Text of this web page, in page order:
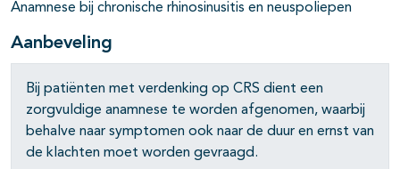
Anamnese bij chronische rhinosinusitis en neuspoliepen
Aanbeveling
Bij patiënten met verdenking op CRS dient een
zorgvuldige anamnese te worden afgenomen, waarbij
behalve naar symptomen ook naar de duur en ernst van
de klachten moet worden gevraagd.